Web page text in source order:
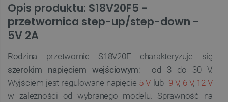
Opis produktu: S18V20F5 -
przetwornica step-up/step-down -
5V 2A
Rodzina przetwornic S18V20F charakteryzuje się
szerokim napięciem wejściowym: od 3 do 30 V.
Wyjściem jest regulowane napięcie 5 V lub 9 V, 6 V, 12 V
w zależności od wybranego modelu. Sprawność na